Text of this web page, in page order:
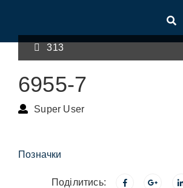
313
6955-7
Super User
Позначки
Поділитись: